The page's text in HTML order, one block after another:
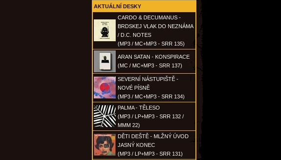
AKTUÁLNÍ DESKY
CARDO & DECUMANUS -
BRDSKEJ VLAK DO NEZNÁMA
/ D.C. NOTES
(MP3 / MC+MP3 - SRR 135)
ARAN SATAN - KONSPIRACE
(MC / MC+MP3 - SRR 137)
SEVERNÍ NÁSTUPIŠTĚ -
NOVÉ PÍSNĚ
(MP3 / MC+MP3 - SRR 134)
PALMA - TĚLESO
(MP3 / LP+MP3 - SRR 132 /
MMM 22)
DĚTI DEŠTĚ - MLŽNÝ ÚVOD
JASNÝ KONEC
(MP3 / LP+MP3 - SRR 131)